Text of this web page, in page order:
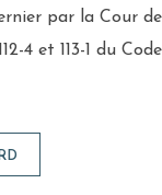
par la Cour
4 et 113-1 du